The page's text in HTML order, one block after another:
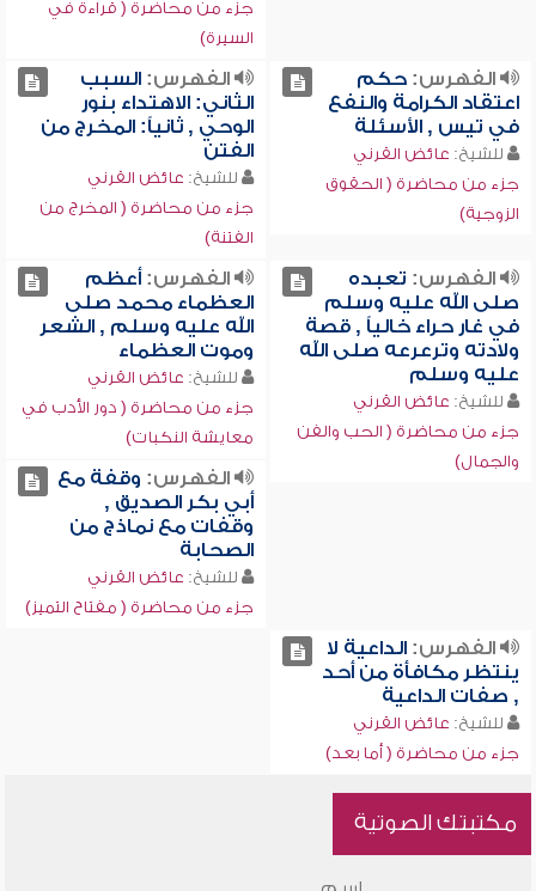
جزء من محاضرة ( قراءة في
السيرة)
الفهرس:حكم
اعتقاد الكرامة والنفع
في تيس , الأسئلة
للشيخ: عائض القرني
جزء من محاضرة ( الحقوق
الزوجية)
الفهرس:السبب
الثاني: الاهتداء بنور
الوحي , ثانياً: المخرج من
الفتن
للشيخ: عائض القرني
جزء من محاضرة ( المخرج من
الفتنة)
الفهرس: تعبده
صلى الله عليه وسلم
في غار حراء خالياً , قصة
ولادته وترعرعه صلى الله
عليه وسلم
للشيخ: عائض القرني
جزء من محاضرة ( الحب والفن
والجمال)
الفهرس:أعظم
العظماء محمد صلى
الله عليه وسلم , الشعر
وموت العظماء
للشيخ: عائض القرني
جزء من محاضرة ( دور الأدب في
معايشة النكبات)
الفهرس: وقفة مع
أبي بكر الصديق ,
وقفات مع نماذج من
الصحابة
للشيخ: عائض القرني
جزء من محاضرة ( مفتاح التميز)
الفهرس:الداعية لا
ينتظر مكافأة من أحد
, صفات الداعية
للشيخ: عائض القرني
جزء من محاضرة ( أما بعد)
مكتبتك الصوتية